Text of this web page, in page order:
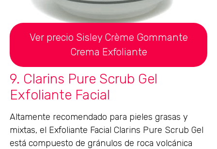
Ver precio Sisley Crème Gommante
Crema Exfoliante
9. Clarins Pure Scrub Gel
Exfoliante Facial
Altamente recomendado para pieles grasas y
mixtas, el Exfoliante Facial Clarins Pure Scrub Gel
está compuesto de gránulos de roca volcánica